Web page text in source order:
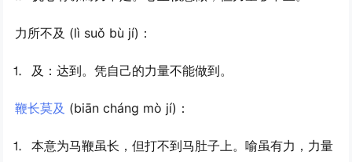
力所不及 (lì suǒ bù jí)：
⒈ 及：达到。凭自己的力量不能做到。
鞭长莫及 (biān cháng mò jí)：
⒈ 本意为马鞭虽长，但打不到马肚子上。喻虽有力，力量